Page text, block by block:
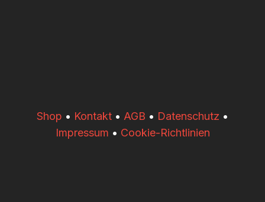
​​Shop • Kontakt • AGB • Datenschutz •
Impressum • Cookie-Richtlinien